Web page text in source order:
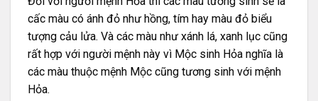
cấc màu có ánh đỏ như hồng, tím hay màu đỏ biểu
tượng cảu lửa. Và các màu như xánh lá, xanh lục cũng
rất hợp với người mệnh này vì Mộc sinh Hỏa nghĩa là
các màu thuộc mệnh Mộc cũng tương sinh với mệnh
Hỏa.